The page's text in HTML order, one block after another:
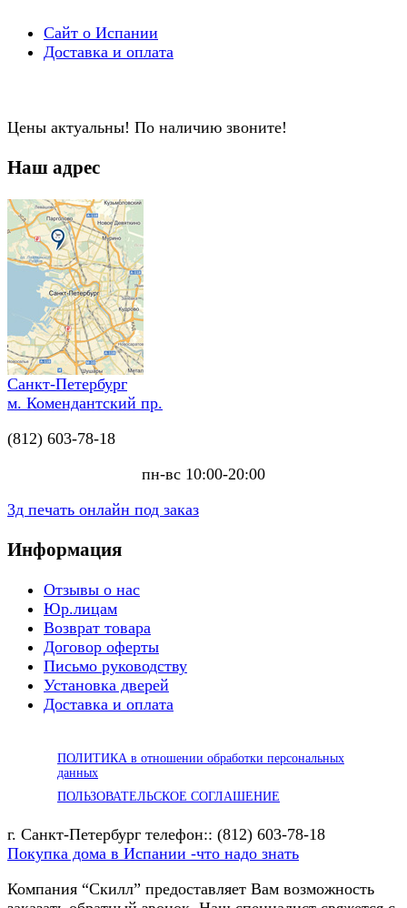
Сайт о Испании
Доставка и оплата
Цены актуальны! По наличию звоните!
Наш адрес
Санкт-Петербург
м. Комендантский пр.
(812) 603-78-18
пн-вс 10:00-20:00
3д печать онлайн под заказ
Информация
Отзывы о нас
Юр.лицам
Возврат товара
Договор оферты
Письмо руководству
Установка дверей
Доставка и оплата
ПОЛИТИКА в отношении обработки персональных
данных
ПОЛЬЗОВАТЕЛЬСКОЕ СОГЛАШЕНИЕ
г. Санкт-Петербург телефон:: (812) 603-78-18
Покупка дома в Испании -что надо знать
Компания “Скилл” предоставляет Вам возможность